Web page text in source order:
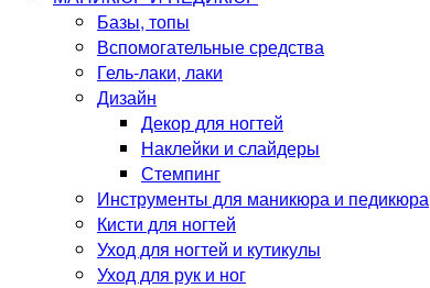
Базы, топы
Вспомогательные средства
Гель-лаки, лаки
Дизайн
Декор для ногтей
Наклейки и слайдеры
Стемпинг
Инструменты для маникюра и педикюра
Кисти для ногтей
Уход для ногтей и кутикулы
Уход для рук и ног